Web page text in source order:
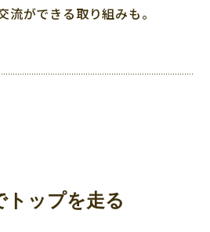
流ができる取り組みも。
トップを走る